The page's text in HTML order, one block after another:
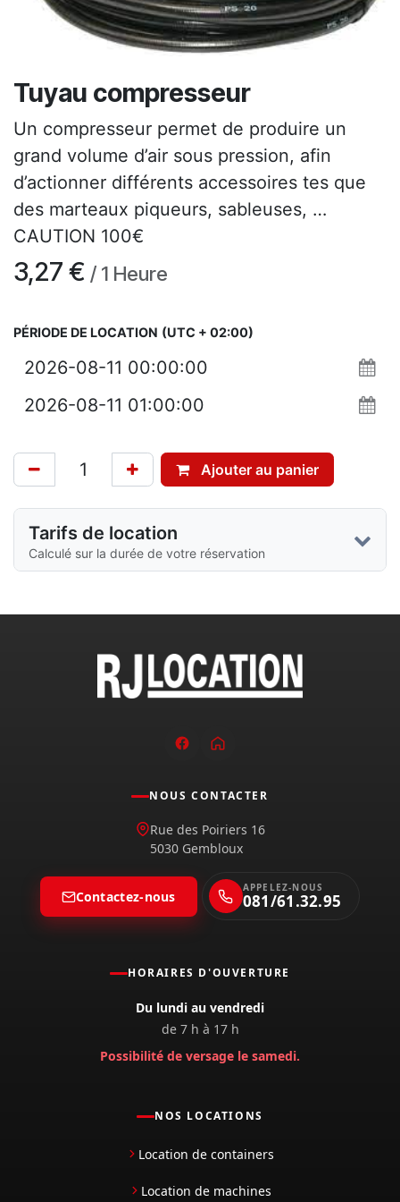
Tuyau compresseur
Un compresseur permet de produire un
grand volume d’air sous pression, afin
d’actionner différents accessoires tes que
des marteaux piqueurs, sableuses, …
CAUTION 100€
3,27 € / 1 Heure
PÉRIODE DE LOCATION (UTC + 02:00)
Ajouter au panier
Tarifs de location
Calculé sur la durée de votre réservation
NOS LOCATIONS
Location de containers
Location de machines
HORAIRES D'OUVERTURE
Du lundi au vendredi
de 7 h à 17 h
Possibilité de versage le samedi.
NOUS CONTACTER
Rue des Poiriers 16
5030 Gembloux
Contactez-nous
APPELEZ-NOUS
081/61.32.95